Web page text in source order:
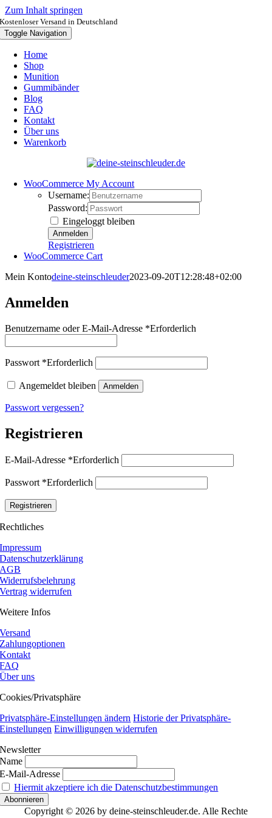
Zum Inhalt springen
Kostenloser Versand in Deutschland
Toggle Navigation
Home
Shop
Munition
Gummibänder
Blog
FAQ
Kontakt
Über uns
Warenkorb
WooCommerce My Account
Username:
Password:
Eingeloggt bleiben
Registrieren
WooCommerce Cart
Mein Kontodeine-steinschleuder2023-09-20T12:28:48+02:00
Anmelden
Benutzername oder E-Mail-Adresse *Erforderlich
Passwort *Erforderlich
Angemeldet bleiben Anmelden
Passwort vergessen?
Registrieren
E-Mail-Adresse *Erforderlich
Passwort *Erforderlich
Registrieren
Rechtliches
Impressum
Datenschutzerklärung
AGB
Widerrufsbelehrung
Vertrag widerrufen
Weitere Infos
Versand
Zahlungoptionen
Kontakt
FAQ
Über uns
Cookies/Privatsphäre
Privatsphäre-Einstellungen ändern Historie der Privatsphäre-
Einstellungen Einwilligungen widerrufen
Newsletter
Name
E-Mail-Adresse
Hiermit akzeptiere ich die Datenschutzbestimmungen
Copyright © 2026 by deine-steinschleuder.de. Alle Rechte